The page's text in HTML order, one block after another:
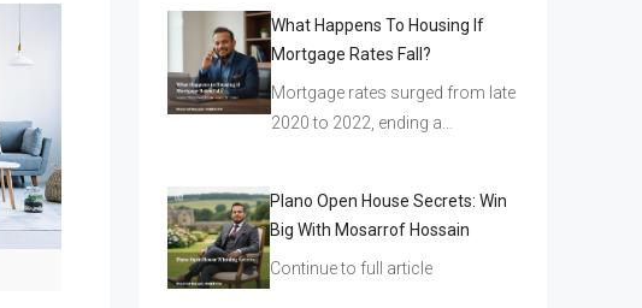
What Happens To Housing If
Mortgage Rates Fall?
Mortgage rates surged from late
2020 to 2022, ending a…
Plano Open House Secrets: Win
Big With Mosarrof Hossain
Continue to full article